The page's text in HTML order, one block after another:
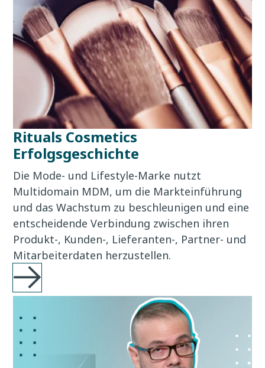
Rituals Cosmetics
Erfolgsgeschichte
Die Mode- und Lifestyle-Marke nutzt
Multidomain MDM, um die Markteinführung
und das Wachstum zu beschleunigen und eine
entscheidende Verbindung zwischen ihren
Produkt-, Kunden-, Lieferanten-, Partner- und
Mitarbeiterdaten herzustellen.